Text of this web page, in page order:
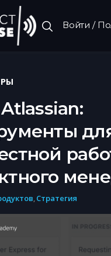
Войти /
,Стратегия